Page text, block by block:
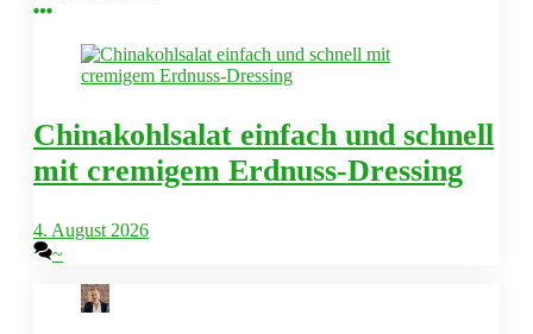
Chinakohlsalat einfach und schnell
mit cremigem Erdnuss-Dressing
4. August 2026
~